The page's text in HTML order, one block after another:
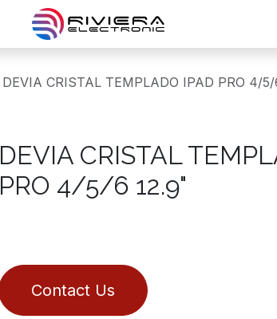
DEVIA CRISTAL TEMPLADO IPAD PRO 4/
DEVIA CRISTAL
PRO 4/5/6 12.9"
Contact Us